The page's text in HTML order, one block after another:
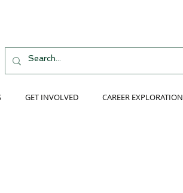
GET INVOLVED CAREER EXPLORATION